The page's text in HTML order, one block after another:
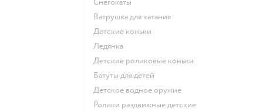
Ватрушка для катания
Детские коньки
Ледянка
Детские роликовые коньки
Батуты для детей
Детское водное оружие
Ролики раздвижные детские